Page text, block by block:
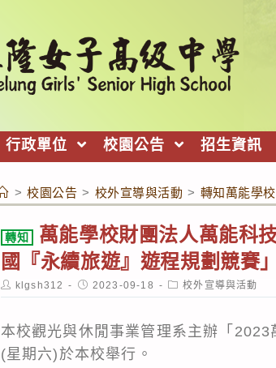
行政單位 校園公告 招生資訊
> 校園公告 > 校外宣導與活動 > 轉知萬能學
轉知
萬能學校財團法人萬能科
國『永續旅遊』遊程規劃競賽」
Post
author:
klgsh312
Post
published:
2023-09-18
Post
category:
校外宣導與活動
本校觀光與休閒事業管理系主辦「
(星期六)於本校舉行。